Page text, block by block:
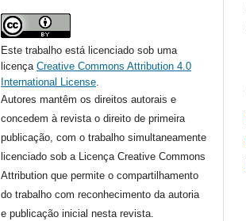
Este trabalho está licenciado sob uma
licençaCreative Commons Attribution 4.0
International License.
Autores mantêm os direitos autorais e
concedem à revista o direito de primeira
publicação, com o trabalho simultaneamente
licenciado sob a Licença Creative Commons
Attribution que permite o compartilhamento
do trabalho com reconhecimento da autoria
e publicação inicial nesta revista.